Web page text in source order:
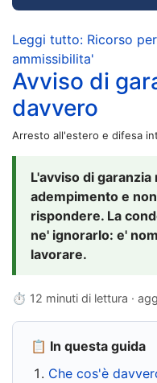
Leggi tutto: Ricorso
ammissibilita'
Avviso di
davvero
Arresto all'estero e difesa
L'avviso di
adempimento e
rispondere. La
ne' ignorarlo: e'
lavorare.
⏱ 12 minuti di lettura ·
📋 In questa guida
Che cos'è